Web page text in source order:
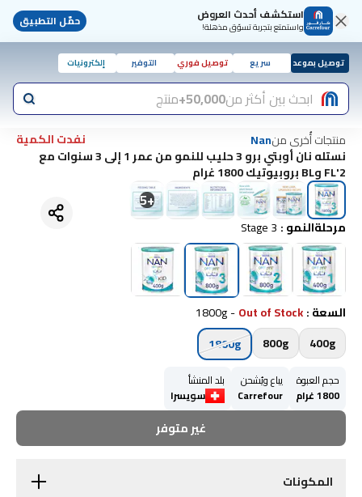
استكشف أحدث العروض
واستمتع بتجربة تسوّق مذهلة! حمّل التطبيق
توصيل بموعد سريع توصيل فوري التوفير إلكترونيات
ابحث بين أكثر من50,000+ منتج
منتجات أُخرى منNan
نفدت الكمية
نستله نان أوبتي برو 3 حليب للنمو من عمر 1 إلى 3 سنوات مع
2'FL وBL بروبيوتيك 1800 غرام
+
5
مرحلةالنمو:
Stage 3
السعة:
1800g-Out of Stock
400g
800g
1800g
حجم العبوة
1800 غرام
يباع ويُشحن
Carrefour
بلد المنشأ
سويسرا
غير متوفر
المكونات